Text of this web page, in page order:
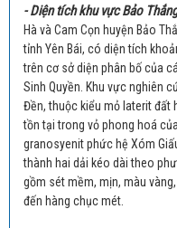
- Diện tích khu vực Bảo
Hà và Cam Cọn huyện Bảo
tỉnh Yên Bái, có diện tích
trên cơ sở diện phân bố của
Sinh Quyền. Khu vực nghiên
Đền, thuộc kiểu mỏ laterit đất
tồn tại trong vỏ phong hoá
granosyenit phức hệ Xóm
thành hai dải kéo dài theo
gồm sét mềm, mịn, màu
đến hàng chục mét.